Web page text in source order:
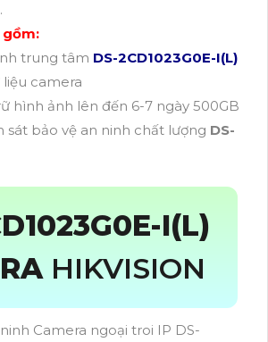
trung tâm DS-2CD1023G0E-I(L)
camera
hình ảnh lên đến 6-7 ngày 500GB
sát bảo vệ an ninh chất lượng DS-
I(L)
HIKVISION
Camera ngoại troi IP DS-